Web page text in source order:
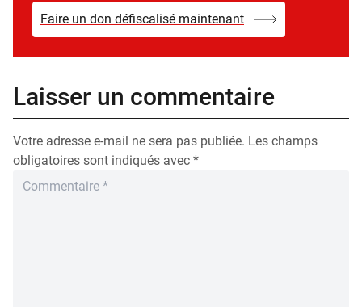
Faire un don défiscalisé maintenant
Laisser un commentaire
Votre adresse e-mail ne sera pas publiée. Les champs
obligatoires sont indiqués avec *